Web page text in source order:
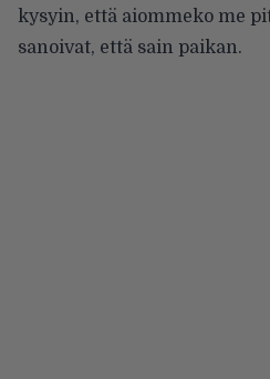
kysyin, että aiommeko me
sanoivat, että sain paikan.